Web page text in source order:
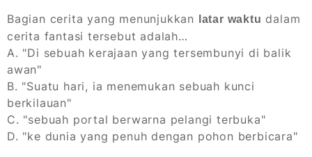
Bagian cerita yang menunjukkan
latar waktu dalam
cerita fantasi tersebut adalah…
A. "Di sebuah kerajaan yang tersembunyi di balik
awan"
B. "Suatu hari, ia menemukan sebuah kunci
berkilauan"
C. "sebuah portal berwarna pelangi terbuka"
D. "ke dunia yang penuh dengan pohon berbicara"